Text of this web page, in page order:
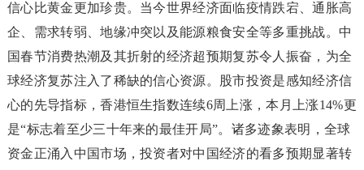
信心比黄金更加珍贵。当今世界经济面临疫情跌宕、通胀高
企、需求转弱、地缘冲突以及能源粮食安全等多重挑战。中
国春节消费热潮及其折射的经济超预期复苏令人振奋，为全
球经济复苏注入了稀缺的信心资源。股市投资是感知经济信
心的先导指标，香港恒生指数连续6周上涨，本月上涨14%更
是“标志着至少三十年来的最佳开局”。诸多迹象表明，全球
资金正涌入中国市场，投资者对中国经济的看多预期显著转